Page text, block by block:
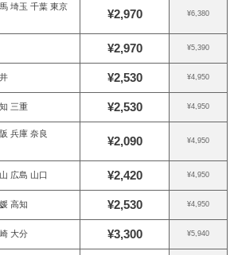
埼玉 千葉 東京
¥2,970 ¥6,380
¥2,970 ¥5,390
¥2,530 ¥4,950
三重 ¥2,530 ¥4,950
兵庫 奈良
¥2,090 ¥4,950
広島 山口 ¥2,420 ¥4,950
高知 ¥2,530 ¥4,950
大分 ¥3,300 ¥5,940